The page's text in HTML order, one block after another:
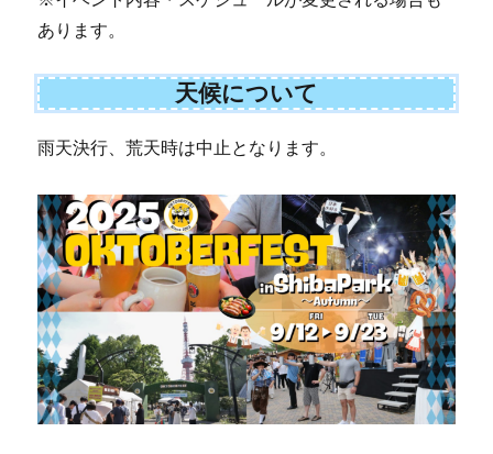
あります。
天候について
雨天決行、荒天時は中止となります。